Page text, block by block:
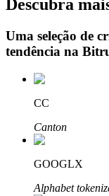
Descubra
Uma seleção de
tendência na
CC
Canton
GOOGLX
Alphabet